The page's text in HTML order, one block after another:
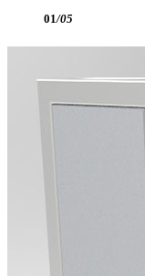
01/05